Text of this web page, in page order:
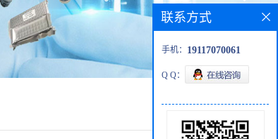
联系方式
手机： 19117070061
Q Q：